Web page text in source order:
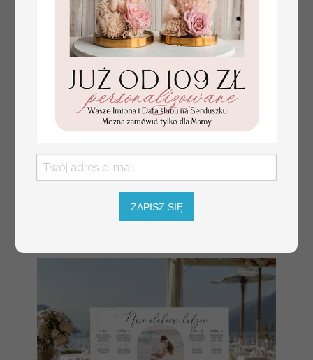
eleganckie numerki na
stoły weselne, tłoczone
ZAPISZ SIĘ